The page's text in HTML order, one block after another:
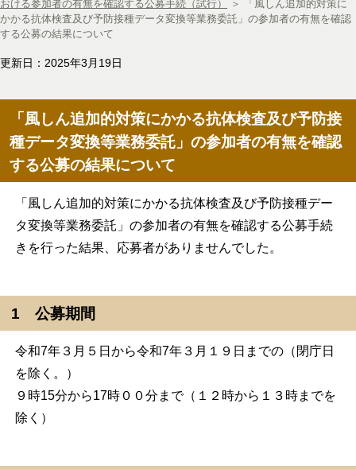
おける参加者の有無を確認する公募手続（試行）
＞
「風しん追加的対策に
かかる抗体検査及び予防接種データ変換等業務委託」の参加者の有無を確認
する公募の結果について
更新日：2025年3月19日
「風しん追加的対策にかかる抗体検査及び予防接
種データ変換等業務委託」の参加者の有無を確認
する公募の結果について
「風しん追加的対策にかかる抗体検査及び予防接種デー
タ変換等業務委託」の参加者の有無を確認する公募手続
きを行った結果、応募者がありませんでした。
1 公募期間
令和7年３月５日から令和7年３月１９日までの（閉庁日
を除く。）
９時15分から17時００分まで（１２時から１３時までを
除く）